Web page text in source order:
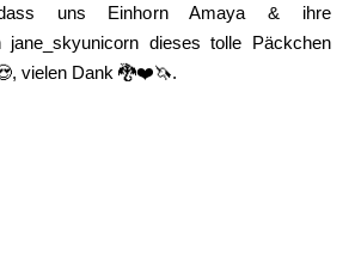
dass uns Einhorn Amaya & ihre
jane_skyunicorn dieses tolle Päckchen
vielen Dank 🐉❤️🦄.